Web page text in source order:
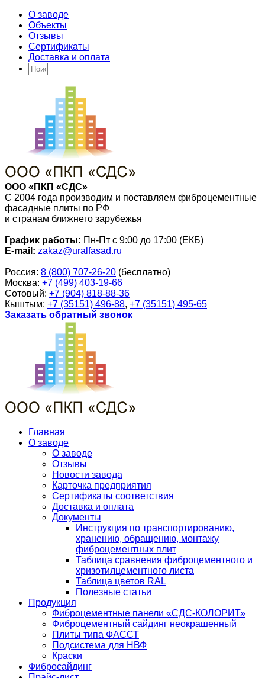
О заводе
Объекты
Отзывы
Сертификаты
Доставка и оплата
ООО «ПКП «СДС»
С 2004 года производим и поставляем фиброцементные
фасадные плиты по РФ
и странам ближнего зарубежья
График работы: Пн-Пт с 9:00 до 17:00 (ЕКБ)
E-mail: zakaz@uralfasad.ru
Россия: 8 (800) 707-26-20 (бесплатно)
Москва: +7 (499) 403-19-66
Сотовый: +7 (904) 818-88-36
Кыштым: +7 (35151) 496-88, +7 (35151) 495-65
Заказать обратный звонок
Главная
О заводе
О заводе
Отзывы
Новости завода
Карточка предприятия
Сертификаты соответствия
Доставка и оплата
Документы
Инструкция по транспортированию,
хранению, обращению, монтажу
фиброцементных плит
Таблица сравнения фиброцементного и
хризотилцементного листа
Таблица цветов RAL
Полезные статьи
Продукция
Фиброцементные панели «СДС-КОЛОРИТ»
Фиброцементный сайдинг неокрашенный
Плиты типа ФАССТ
Подсистема для НВФ
Краски
Фибросайдинг